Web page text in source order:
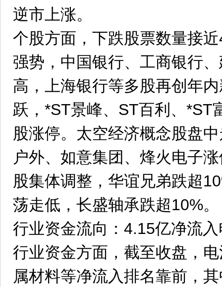
逆市上涨。
个股方面，下跌股票数量接
强势，中国银行、工商银行
高，上海银行等多股再创年
跃，*ST景峰、ST百利、*ST
股涨停。太空经济概念股盘
户外、如意集团、烽火电子
股集体调整，华谊兄弟跌超
荡走低，长盛轴承跌超10%。
行业资金流向：4.15亿净流
行业资金方面，截至收盘，
属材料等净流入排名靠前，